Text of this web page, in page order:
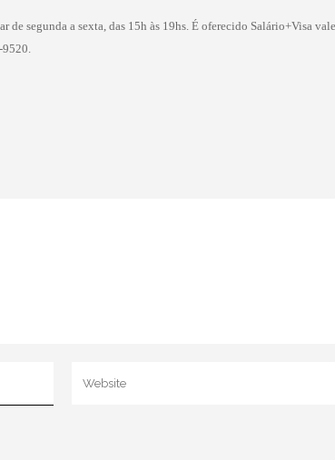
segunda a sexta, das 15h às 19hs. É oferecido Salário+Visa
9520.